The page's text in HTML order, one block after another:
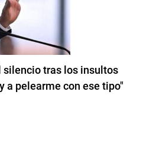
silencio tras los insultos
a pelearme con ese tipo"